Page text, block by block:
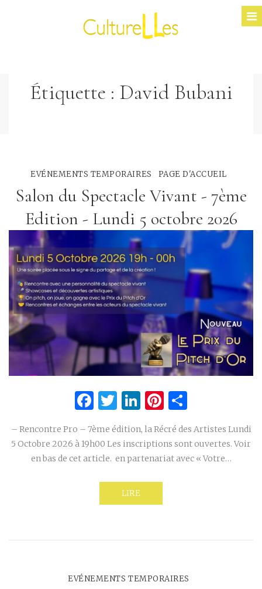
Étiquette : David Bubani
EVÉNEMENTS TEMPORAIRES PAGE D'ACCUEIL
Salon du Spectacle Vivant - 7ème
Edition - Lundi 5 octobre 2026
Facebook
Twitter
LinkedIn
Pinterest
– Rencontre Pro – 7ème édition, la Récré des Artistes Lundi
5 Octobre 2026 à 19h00 Les inscriptions sont ouvertes. Voir
en bas de cet article. en partenariat avec « Votre…
LIRE
EVÉNEMENTS TEMPORAIRES